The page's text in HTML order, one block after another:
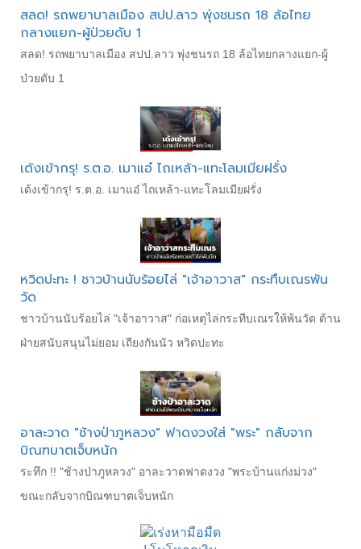
สลด! รถพยาบาลเมือง สปป.ลาว พุ่งชนรถ 18 ล้อไทย
กลางแยก-ผู้ป่วยดับ 1
สลด! รถพยาบาลเมือง สปป.ลาว พุ่งชนรถ 18 ล้อไทยกลางแยก-ผู้
ป่วยดับ 1
เด้งเข้ากรุ! ร.ต.อ. เมาแอ๋ ไถเหล้า-แทะโลมเมียฝรั่ง
เด้งเข้ากรุ! ร.ต.อ. เมาแอ๋ ไถเหล้า-แทะโลมเมียฝรั่ง
หวิดปะทะ ! ชาวบ้านนับร้อยไล่ "เจ้าอาวาส" กระทืบเณรพ้น
วัด
ชาวบ้านนับร้อยไล่ "เจ้าอาวาส" ก่อเหตุไล่กระทืบเณรให้พ้นวัด ด้าน
ฝ่ายสนับสนุนไม่ยอม เถียงกันนัว หวิดปะทะ
อาละวาด "ช้างป่าภูหลวง" ฟาดงวงใส่ "พระ" กลับจาก
บิณฑบาตเจ็บหนัก
ระทึก !! "ช้างป่าภูหลวง" อาละวาดฟาดงวง "พระบ้านแก่งม่วง"
ขณะกลับจากบิณฑบาตเจ็บหนัก